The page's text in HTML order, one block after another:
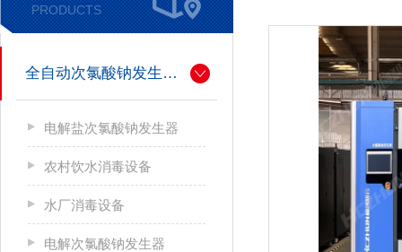
PRODUCTS
全自动次氯酸钠发生器厂家
电解盐次氯酸钠发生器
农村饮水消毒设备
水厂消毒设备
电解次氯酸钠发生器